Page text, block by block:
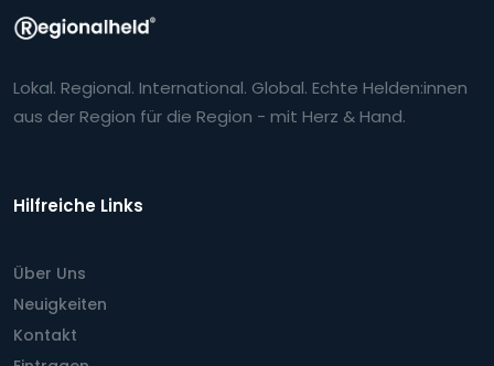
Lokal. Regional. International. Global. Echte Helden:innen
aus der Region für die Region - mit Herz & Hand.
Hilfreiche Links
Über Uns
Neuigkeiten
Kontakt